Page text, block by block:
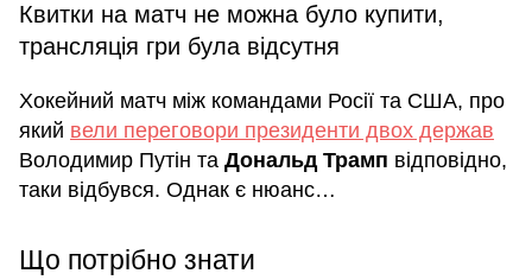
Квитки на матч не можна було купити,
трансляція гри була відсутня
Хокейний матч між командами Росії та США, про
який вели переговори президенти двох держав
Володимир Путін та Дональд Трамп відповідно,
таки відбувся. Однак є нюанс…
Що потрібно знати